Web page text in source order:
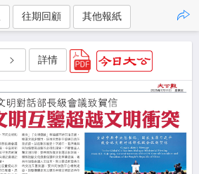
往期回顧 其他報紙
詳情